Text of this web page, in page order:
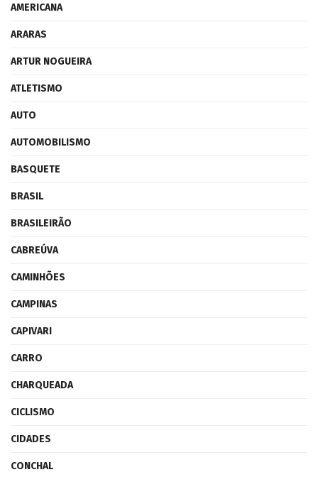
AMERICANA
ARARAS
ARTUR NOGUEIRA
ATLETISMO
AUTO
AUTOMOBILISMO
BASQUETE
BRASIL
BRASILEIRÃO
CABREÚVA
CAMINHÕES
CAMPINAS
CAPIVARI
CARRO
CHARQUEADA
CICLISMO
CIDADES
CONCHAL